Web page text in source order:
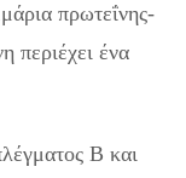
πρωτεΐνης-
περιέχει ένα
Β και